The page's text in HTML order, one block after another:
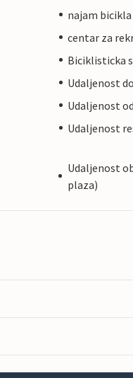
najam bicikla
centar za
Biciklisticka
Udaljenost
Udaljenost
Udaljenost
Udaljenost
plaza)